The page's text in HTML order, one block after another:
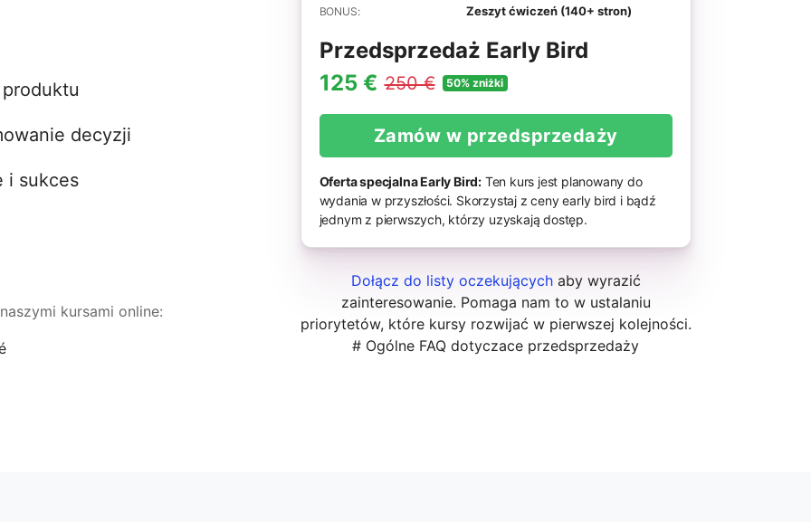
BONUS: Zeszyt ćwiczeń (140+ stron)
Przedsprzedaż Early Bird
125 € 250 € 50% zniżki
Zamów w przedsprzedaży
Oferta specjalna Early Bird:Ten kurs jest planowany do
wydania w przyszłości. Skorzystaj z ceny early bird i bądź
jednym z pierwszych, którzy uzyskają dostęp.
Dołącz do listy oczekujących aby wyrazić
zainteresowanie. Pomaga nam to w ustalaniu
priorytetów, które kursy rozwijać w pierwszej kolejności.
# Ogólne FAQ dotyczace przedsprzedaży
decyzji
i sukces
kursami online: